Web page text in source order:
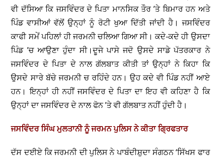
ਵੀ ਦੱਸਿਆ ਕਿ ਜਸਵਿੰਦਰ ਦੇ ਪਿਤਾ ਮਾਨਸਿਕ ਤੌਰ ’ਤੇ ਬਿਮਾਰ ਹਨ ਅਤੇ
ਪਿੰਡ ਵਾਸੀਆਂ ਵੱਲੋਂ ਉਨ੍ਹਾਂ ਨੂੰ ਰੋਟੀ ਖੁਆ ਦਿੱਤੀ ਜਾਂਦੀ ਹੈ। ਜਸਵਿੰਦਰ
ਕਾਫੀ ਸਮੇਂ ਪਹਿਲਾਂ ਹੀ ਜਰਮਨੀ ਚਲਿਆ ਗਿਆ ਸੀ। ਕਦੇ-ਕਦੇ ਹੀ ਉਸਦਾ
ਪਿੰਡ ’ਚ ਆਉਣਾ ਹੁੰਦਾ ਸੀ।ਦੂਜੇ ਪਾਸੇ ਜਦੋ ਉਸਦੇ ਸਾਡੇ ਪੱਤਰਕਾਰ ਨੇ
ਜਸਵਿੰਦਰ ਦੇ ਪਿਤਾ ਦੇ ਨਾਲ ਗੱਲਬਾਤ ਕੀਤੀ ਤਾਂ ਉਨ੍ਹਾਂ ਨੇ ਕਿਹਾ ਕਿ
ਉਸਦੇ ਸਾਰੇ ਬੱਚੇ ਜਰਮਨੀ ਚ ਰਹਿੰਦੇ ਹਨ। ਉਹ ਕਦੇ ਵੀ ਪਿੰਡ ਨਹੀਂ ਆਏ
ਹਨ। ਇਨ੍ਹਾਂ ਹੀ ਨਹੀਂ ਜਸਵਿੰਦਰ ਦੇ ਪਿਤਾ ਦਾ ਇਹ ਵੀ ਕਹਿਣਾ ਹੈ ਕਿ
ਉਨ੍ਹਾਂ ਦਾ ਜਸਵਿੰਦਰ ਦੇ ਨਾਲ ਫੋਨ ’ਤੇ ਵੀ ਗੱਲਬਾਤ ਨਹੀਂ ਹੁੰਦੀ ਹੈ।
ਜਸਵਿੰਦਰ ਸਿੰਘ ਮੁਲਤਾਨੀ ਨੂੰ ਜਰਮਨ ਪੁਲਿਸ ਨੇ ਕੀਤਾ ਗ੍ਰਿਫਤਾਰ
ਦੱਸ ਦਈਏ ਕਿ ਜਰਮਨੀ ਦੀ ਪੁਲਿਸ ਨੇ ਪਾਬੰਦੀਸ਼ੁਦਾ ਸੰਗਠਨ ‘ਸਿੱਖਸ ਫਾਰ